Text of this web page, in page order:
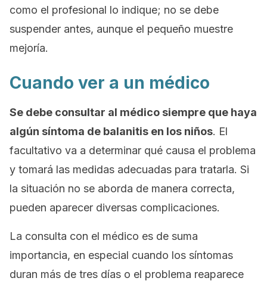
como el profesional lo indique; no se debe
suspender antes, aunque el pequeño muestre
mejoría.
Cuando ver a un médico
Se debe consultar al médico siempre que haya
algún síntoma de balanitis en los niños. El
facultativo va a determinar qué causa el problema
y tomará las medidas adecuadas para tratarla. Si
la situación no se aborda de manera correcta,
pueden aparecer diversas complicaciones.
La consulta con el médico es de suma
importancia, en especial cuando los síntomas
duran más de tres días o el problema reaparece